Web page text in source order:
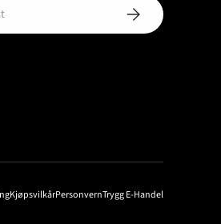
ABONNER
KjøpsvilkårPersonvernTrygg E-Handel